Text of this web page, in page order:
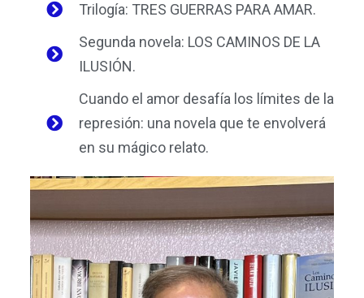
Trilogía: TRES GUERRAS PARA AMAR.
Segunda novela: LOS CAMINOS DE LA
ILUSIÓN.
Cuando el amor desafía los límites de la
represión: una novela que te envolverá
en su mágico relato.